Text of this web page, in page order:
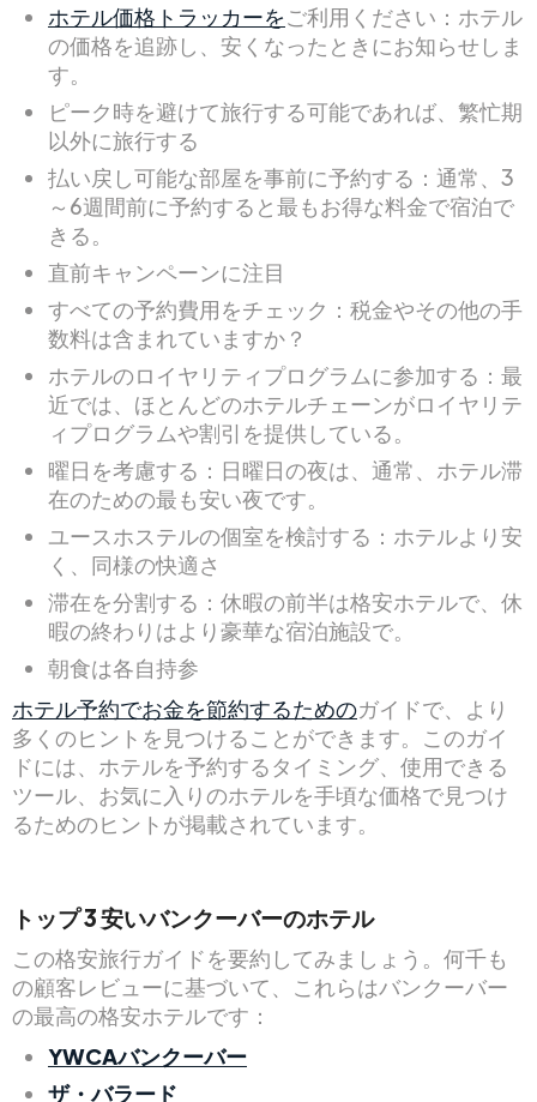
ホテル価格トラッカーを ご利用ください：ホテル
の価格を追跡し、安くなったときにお知らせしま
す。
ピーク時を避けて旅行する可能であれば、繁忙期
以外に旅行する
払い戻し可能な部屋を事前に予約する：通常、3
～6週間前に予約すると最もお得な料金で宿泊で
きる。
直前キャンペーンに注目
すべての予約費用をチェック：税金やその他の手
数料は含まれていますか？
ホテルのロイヤリティプログラムに参加する：最
近では、ほとんどのホテルチェーンがロイヤリテ
ィプログラムや割引を提供している。
曜日を考慮する：日曜日の夜は、通常、ホテル滞
在のための最も安い夜です。
ユースホステルの個室を検討する：ホテルより安
く、同様の快適さ
滞在を分割する：休暇の前半は格安ホテルで、休
暇の終わりはより豪華な宿泊施設で。
朝食は各自持参
ホテル予約でお金を節約するためのガイドで、より
多くのヒントを見つけることができます。このガイ
ドには、ホテルを予約するタイミング、使用できる
ツール、お気に入りのホテルを手頃な価格で見つけ
るためのヒントが掲載されています。
トップ3安いバンクーバーのホテル
この格安旅行ガイドを要約してみましょう。何千も
の顧客レビューに基づいて、これらはバンクーバー
の最高の格安ホテルです：
YWCAバンクーバー
ザ・バラード